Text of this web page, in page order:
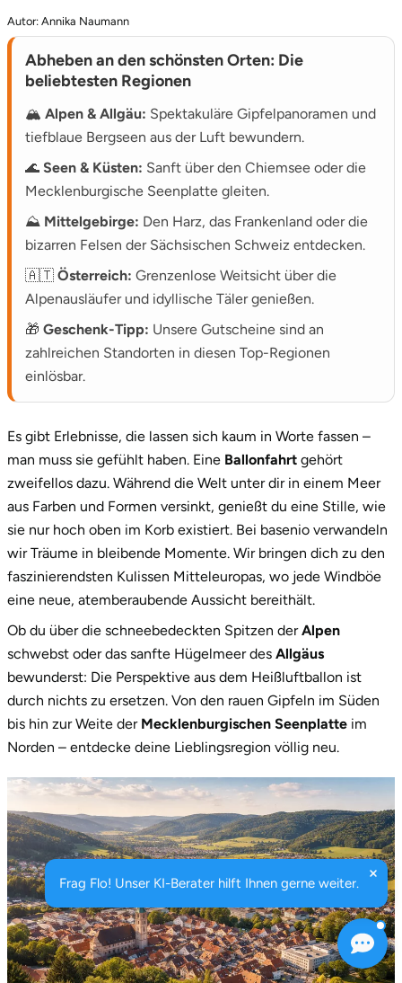
1. Wo die Reise hingeht: Unsere Top-Ziele
2. Dein Weg in den Korb: Einfach und Sicher
Autor: Annika Naumann
Abheben an den schönsten Orten: Die
beliebtesten Regionen
🏔️ Alpen & Allgäu: Spektakuläre Gipfelpanoramen und
tiefblaue Bergseen aus der Luft bewundern.
🌊 Seen & Küsten: Sanft über den Chiemsee oder die
Mecklenburgische Seenplatte gleiten.
⛰️ Mittelgebirge: Den Harz, das Frankenland oder die
bizarren Felsen der Sächsischen Schweiz entdecken.
🇦🇹 Österreich: Grenzenlose Weitsicht über die
Alpenausläufer und idyllische Täler genießen.
🎁 Geschenk-Tipp: Unsere Gutscheine sind an
zahlreichen Standorten in diesen Top-Regionen
einlösbar.
Es gibt Erlebnisse, die lassen sich kaum in Worte fassen –
man muss sie gefühlt haben. Eine Ballonfahrt gehört
zweifellos dazu. Während die Welt unter dir in einem Meer
aus Farben und Formen versinkt, genießt du eine Stille, wie
sie nur hoch oben im Korb existiert. Bei basenio verwandeln
wir Träume in bleibende Momente. Wir bringen dich zu den
faszinierendsten Kulissen Mitteleuropas, wo jede Windböe
eine neue, atemberaubende Aussicht bereithält.
Ob du über die schneebedeckten Spitzen derAlpen
schwebst oder das sanfte Hügelmeer des Allgäus
bewunderst: Die Perspektive aus dem Heißluftballon ist
durch nichts zu ersetzen. Von den rauen Gipfeln im Süden
bis hin zur Weite der Mecklenburgischen Seenplatte im
Norden – entdecke deine Lieblingsregion völlig neu.
Frag Flo! Unser KI-Berater hilft Ihnen gerne weiter.